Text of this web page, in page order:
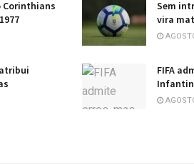
Corinthians
Sem
vira
FIFA